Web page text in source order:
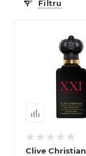
Filtru
Clive Christian